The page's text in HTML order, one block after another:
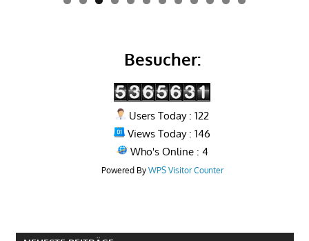
0 1 2
Besucher:
Users Today : 122
Views Today : 146
Who's Online : 4
Powered By WPS Visitor Counter